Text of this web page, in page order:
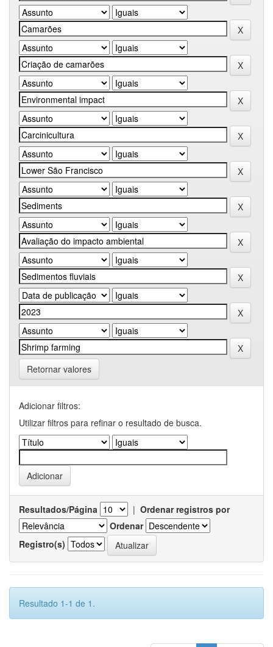
Retornar valores
Adicionar filtros:
Utilizar filtros para refinar o resultado de busca.
Resultados/Página | Ordenar registros por
Ordenar
Registro(s)
Resultado 1-1 de 1.